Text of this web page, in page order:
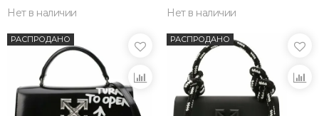
Нет в наличии
Нет в наличии
РАСПРОДАНО РАСПРОДАНО